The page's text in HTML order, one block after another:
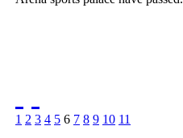
1 2 3 4 5 6 7 8 9 10 11